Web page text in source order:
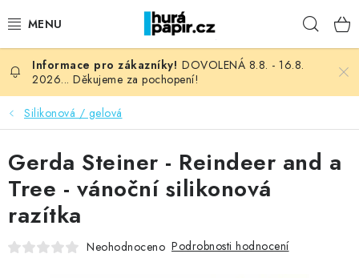
na
NOVINKY
HURÁ DÍLNA
VŠECHNO ZBOŽÍ
KNIHAŘSKÝ MATERIÁL
DOVOLENÁ 8.8. - 16.8.
2026... Děkujeme za pochopení!
Silikonová / gelová
Gerda Steiner - Reindeer and a
Tree - vánoční silikonová
razítka
Neohodnoceno Podrobnosti hodnocení